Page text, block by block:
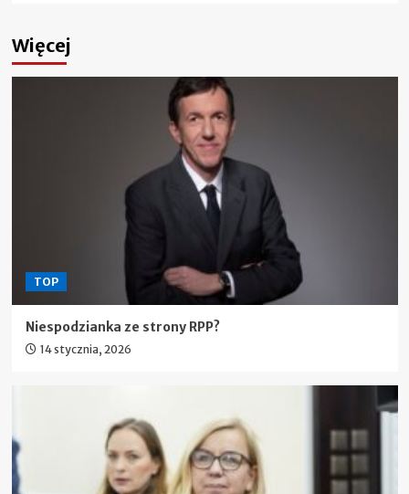
Więcej
TOP
Niespodzianka ze strony RPP?
14 stycznia, 2026